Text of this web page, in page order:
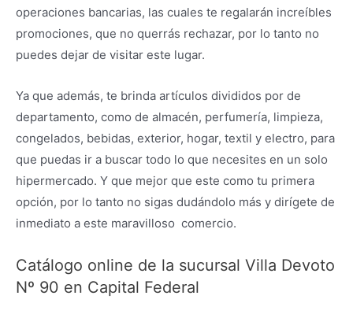
operaciones bancarias, las cuales te regalarán increíbles
promociones, que no querrás rechazar, por lo tanto no
puedes dejar de visitar este lugar.
Ya que además, te brinda artículos divididos por de
departamento, como de almacén, perfumería, limpieza,
congelados, bebidas, exterior, hogar, textil y electro, para
que puedas ir a buscar todo lo que necesites en un solo
hipermercado. Y que mejor que este como tu primera
opción, por lo tanto no sigas dudándolo más y dirígete de
inmediato a este maravilloso comercio.
Catálogo online de la sucursal Villa Devoto
Nº 90 en Capital Federal